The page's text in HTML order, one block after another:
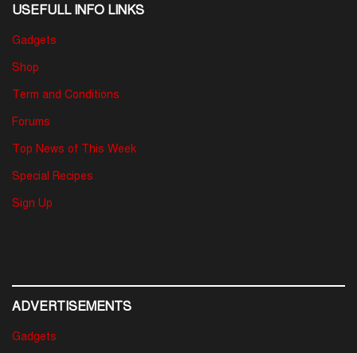
USEFULL INFO LINKS
Gadgets
Shop
Term and Conditions
Forums
Top News of This Week
Special Recipes
Sign Up
ADVERTISEMENTS
Gadgets